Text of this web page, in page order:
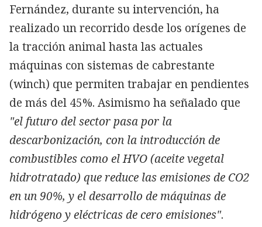
Fernández, durante su intervención, ha
realizado un recorrido desde los orígenes de
la tracción animal hasta las actuales
máquinas con sistemas de cabrestante
(winch) que permiten trabajar en pendientes
de más del 45%. Asimismo ha señalado que
"el futuro del sector pasa por la
descarbonización, con la introducción de
combustibles como el HVO (aceite vegetal
hidrotratado) que reduce las emisiones de CO2
en un 90%, y el desarrollo de máquinas de
hidrógeno y eléctricas de cero emisiones".